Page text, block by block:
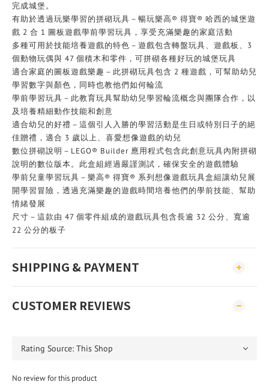
完成城堡。
有助於透過玩樂學習的拼砌玩具－暢玩樂高® 得寶® 哈西的城堡遊
戲 2 合 1 圖板遊戲學前學習玩具，享受充滿樂趣的家庭活動
多種可用於技能培養遊戲的特色－遊戲包含轉盤玩具、遊戲板、3
個動物玩偶與 47 個積木和零件，可拼砌各種好玩的城堡玩具
適合家庭的圖板遊戲樂趣－此拼砌玩具包含 2 種遊戲，可幫助幼兒
學習數字與顏色，同時也教他們如何輪流
學前學習玩具－此教育玩具幫助幼兒學習輪流概念與團隊合作，以
及培養精細動作技能和創意
適合幼兒的好禮－這個引人入勝的學習活動是生日或特別日子的絕
佳贈禮，適合 3 歲以上、喜愛想像遊戲的幼兒
數位拼砌說明－LEGO® Builder 應用程式包含此創意玩具內附拼砌
說明的數位版本。此盒組經過嚴謹測試，確保安全的遊戲體驗
學前兒童學習玩具－樂高® 得寶® 系列想像遊戲玩具盒組讓幼兒展
開學習冒險，透過充滿樂趣的遊戲時間培養他們的學前技能、幫助
情緒發展
尺寸－這款由 47 個零件組成的遊戲玩具包含長逾 32 公分、寬逾
22 公分的板子
SHIPPING & PAYMENT
CUSTOMER REVIEWS
No review for this product